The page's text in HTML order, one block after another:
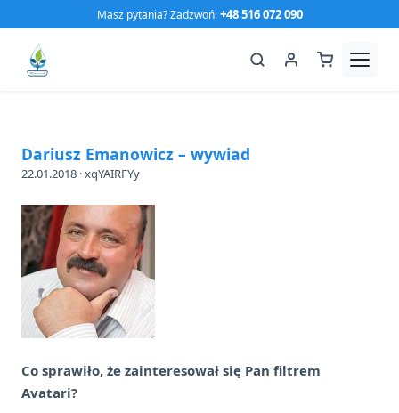
do
treści
Masz pytania? Zadzwoń:+48 516 072 090
Naciśnij ESC aby zamknąć lub ENTER aby szukać
Dariusz Emanowicz – wywiad
22.01.2018 · xqYAIRFYy
Co sprawiło, że zainteresował się Pan filtrem
Avatari?